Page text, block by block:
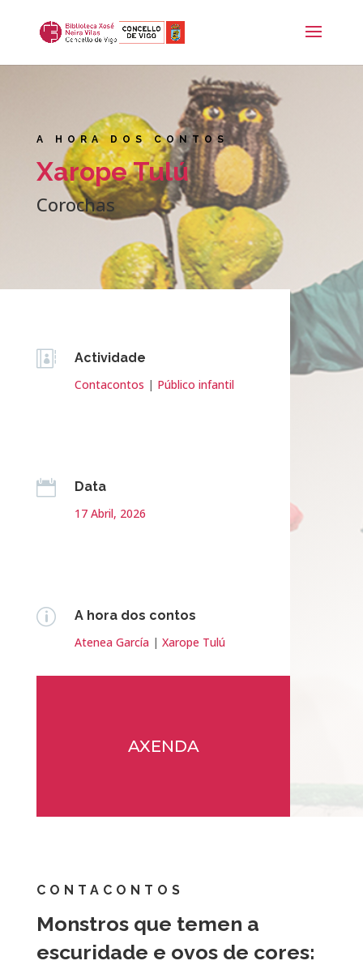
A HORA DOS CONTOS
Xarope Tulú
Corochas

Actividade
Contacontos | Público infantil

Data
17 Abril, 2026
p
A hora dos contos
Atenea García |Xarope Tulú
AXENDA
CONTACONTOS
Monstros que temen a
escuridade e ovos de cores: